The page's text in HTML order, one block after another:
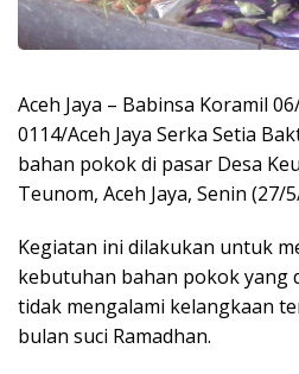
Aceh Jaya – Babinsa Koramil
0114/Aceh Jaya Serka Setia
bahan pokok di pasar Desa
Teunom, Aceh Jaya, Senin (27/
Kegiatan ini dilakukan untuk
kebutuhan bahan pokok yang
tidak mengalami kelangkaan
bulan suci Ramadhan.